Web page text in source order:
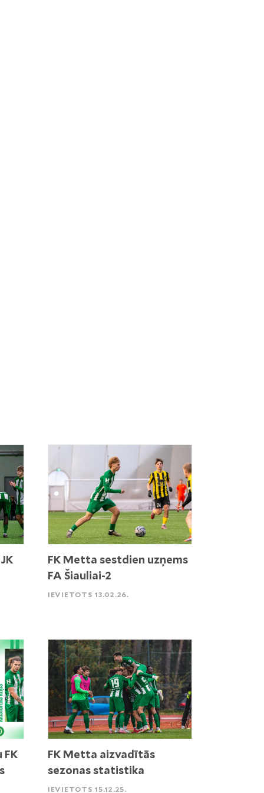
FK Metta sestdien uzņems
FA Šiauliai-2
IEVIETOTS 13.02.26.
FK
FK Metta aizvadītās
sezonas statistika
IEVIETOTS 15.12.25.